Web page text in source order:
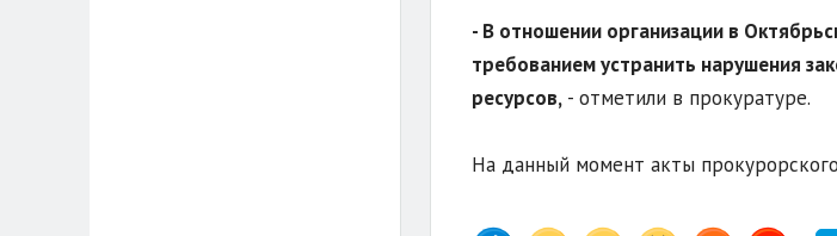
- В отношении организации в
требованием устранить нарушения
ресурсов,- отметили в прокуратуре.
На данный момент акты